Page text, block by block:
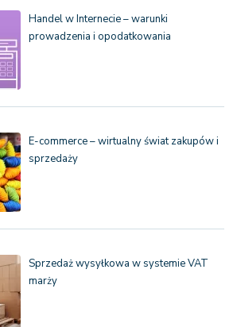
Handel w Internecie – warunki
prowadzenia i opodatkowania
E-commerce – wirtualny świat zakupów i
sprzedaży
Sprzedaż wysyłkowa w systemie VAT
marży